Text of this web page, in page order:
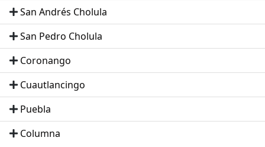
San Andrés Cholula
San Pedro Cholula
Coronango
Cuautlancingo
Puebla
Columna